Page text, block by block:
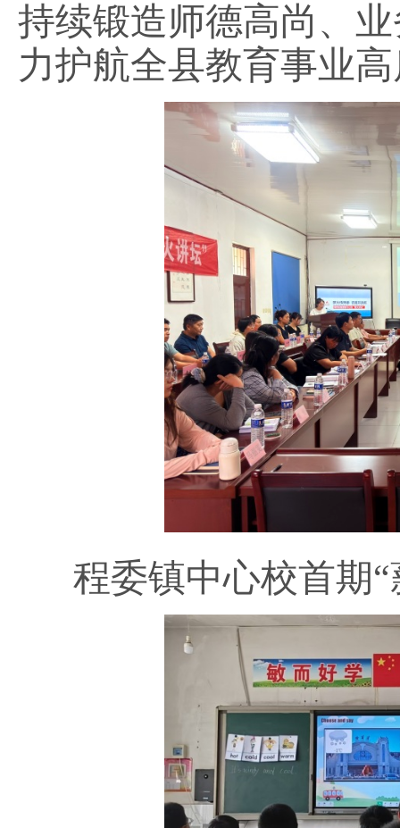
持续锻造师德高尚、
力护航全县教育事业
程委镇中心校首期